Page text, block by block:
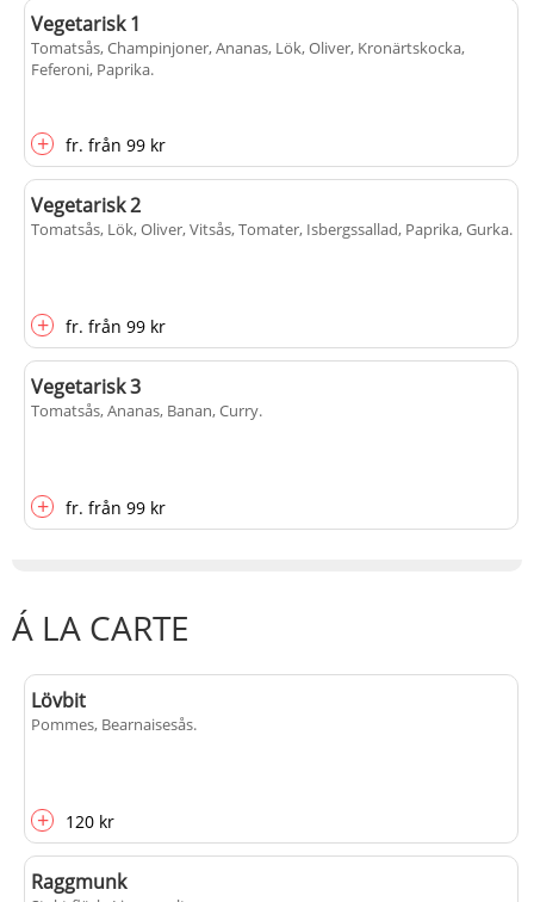
Vegetarisk 1
Tomatsås, Champinjoner, Ananas, Lök, Oliver, Kronärtskocka,
Feferoni, Paprika.
+ fr. från 99 kr
Vegetarisk 2
Tomatsås, Lök, Oliver, Vitsås, Tomater, Isbergssallad, Paprika, Gurka.
+ fr. från 99 kr
Vegetarisk 3
Tomatsås, Ananas, Banan, Curry.
+ fr. från 99 kr
Á LA CARTE
Lövbit
Pommes, Bearnaisesås.
+ 120 kr
Raggmunk